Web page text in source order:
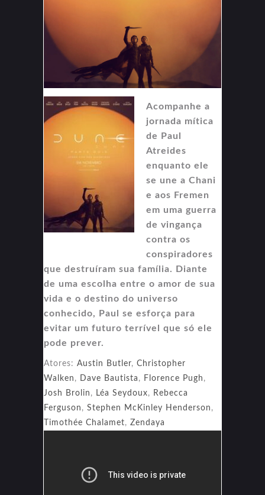
Acompanhe a
jornada mítica
de Paul
Atreides
enquanto ele
se une a Chani
e aos Fremen
em uma guerra
de vingança
contra os
conspiradores
que destruíram sua família. Diante
de uma escolha entre o amor de sua
vida e o destino do universo
conhecido, Paul se esforça para
evitar um futuro terrível que só ele
pode prever.
Atores: Austin Butler, Christopher
Walken , Dave Bautista , Florence Pugh ,
Josh Brolin , Léa Seydoux, Rebecca
Ferguson , Stephen McKinley Henderson ,
Timothée Chalamet, Zendaya